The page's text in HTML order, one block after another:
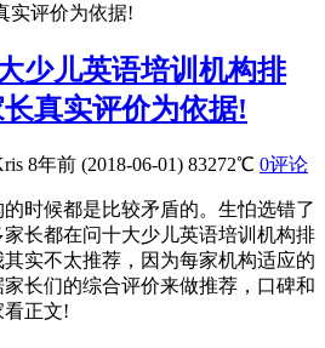
实评价为依据!
少儿英语培训机构排
真实评价为依据!
8年前 (2018-06-01) 83272℃ 0评论
时候都是比较矛盾的。生怕选错了
长都在问十大少儿英语培训机构排
实不太推荐，因为每家机构适应的
长们的综合评价来做推荐，口碑和
正文!